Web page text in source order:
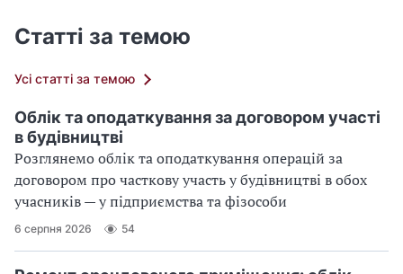
Статті за темою
Усі статті за темою
Облік та оподаткування за договором участі
в будівництві
Розглянемо облік та оподаткування операцій за
договором про часткову участь у будівництві в обох
учасників — у підприємства та фізособи
6 серпня 2026 54